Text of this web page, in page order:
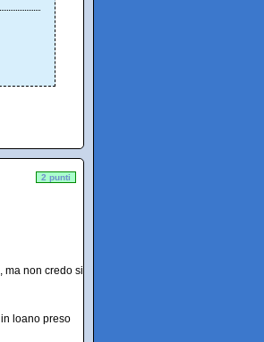
2 punti
ma non credo si
loano preso